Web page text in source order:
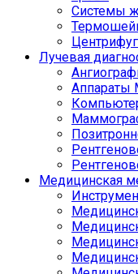
Системы
Лучевая
Аппараты
Медицинская